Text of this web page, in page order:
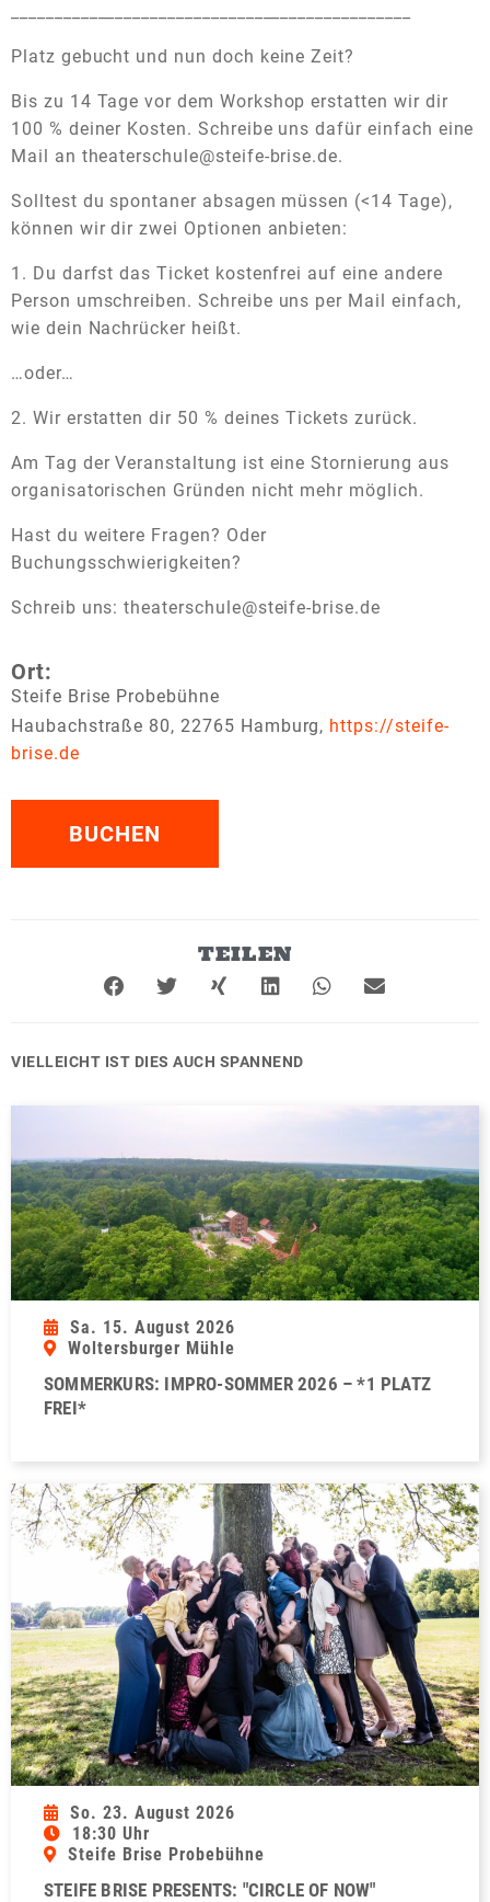
Platz gebucht und nun doch keine Zeit?
Bis zu 14 Tage vor dem Workshop erstatten wir dir
100 % deiner Kosten. Schreibe uns dafür einfach eine
Mail an theaterschule@steife-brise.de.
Solltest du spontaner absagen müssen (<14 Tage),
können wir dir zwei Optionen anbieten:
1. Du darfst das Ticket kostenfrei auf eine andere
Person umschreiben. Schreibe uns per Mail einfach,
wie dein Nachrücker heißt.
…oder…
2. Wir erstatten dir 50 % deines Tickets zurück.
Am Tag der Veranstaltung ist eine Stornierung aus
organisatorischen Gründen nicht mehr möglich.
Hast du weitere Fragen? Oder
Buchungsschwierigkeiten?
Schreib uns: theaterschule@steife-brise.de
Ort:
Steife Brise Probebühne
Haubachstraße 80, 22765 Hamburg, https://steife-
brise.de
BUCHEN
TEILEN
VIELLEICHT IST DIES AUCH SPANNEND
Sa. 15. August 2026
Woltersburger Mühle
SOMMERKURS: IMPRO-SOMMER 2026 – *1 PLATZ
FREI*
So. 23. August 2026
18:30 Uhr
Steife Brise Probebühne
STEIFE BRISE PRESENTS: "CIRCLE OF NOW"